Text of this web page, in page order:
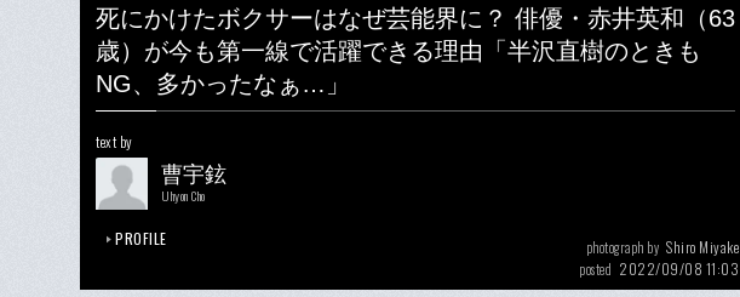
死にかけたボクサーはなぜ芸能界に？ 俳優・赤井英和（63
歳）が今も第一線で活躍できる理由「半沢直樹のときも
NG、多かったなぁ…」
text by
曹宇鉉
Uhyon Cho
PROFILE photograph by Shiro Miyake
posted 2022/09/08 11:03